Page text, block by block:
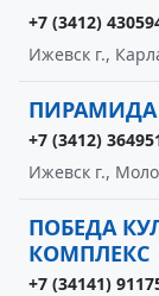
+7 (3412)
Ижевск г.,
ПИРАМИДА
+7 (3412)
Ижевск г.,
ПОБЕДА
КОМПЛЕКС
+7 (34141)